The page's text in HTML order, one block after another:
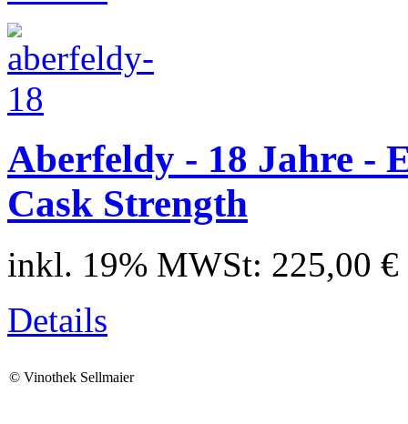
Aberfeldy - 18 Jahre -
Cask Strength
inkl. 19% MWSt: 225,00 €
Details
© Vinothek Sellmaier